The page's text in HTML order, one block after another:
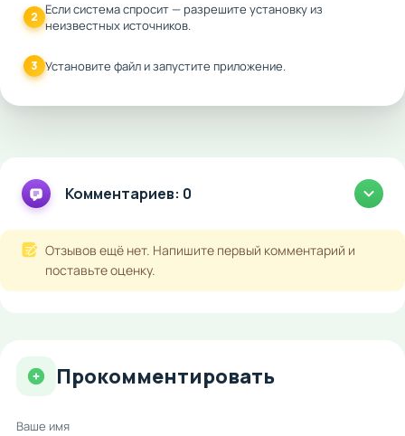
2 Если система спросит — разрешите установку из
неизвестных источников.
3 Установите файл и запустите приложение.
Комментариев: 0
Отзывов ещё нет. Напишите первый комментарий и
поставьте оценку.
Прокомментировать
Ваше имя